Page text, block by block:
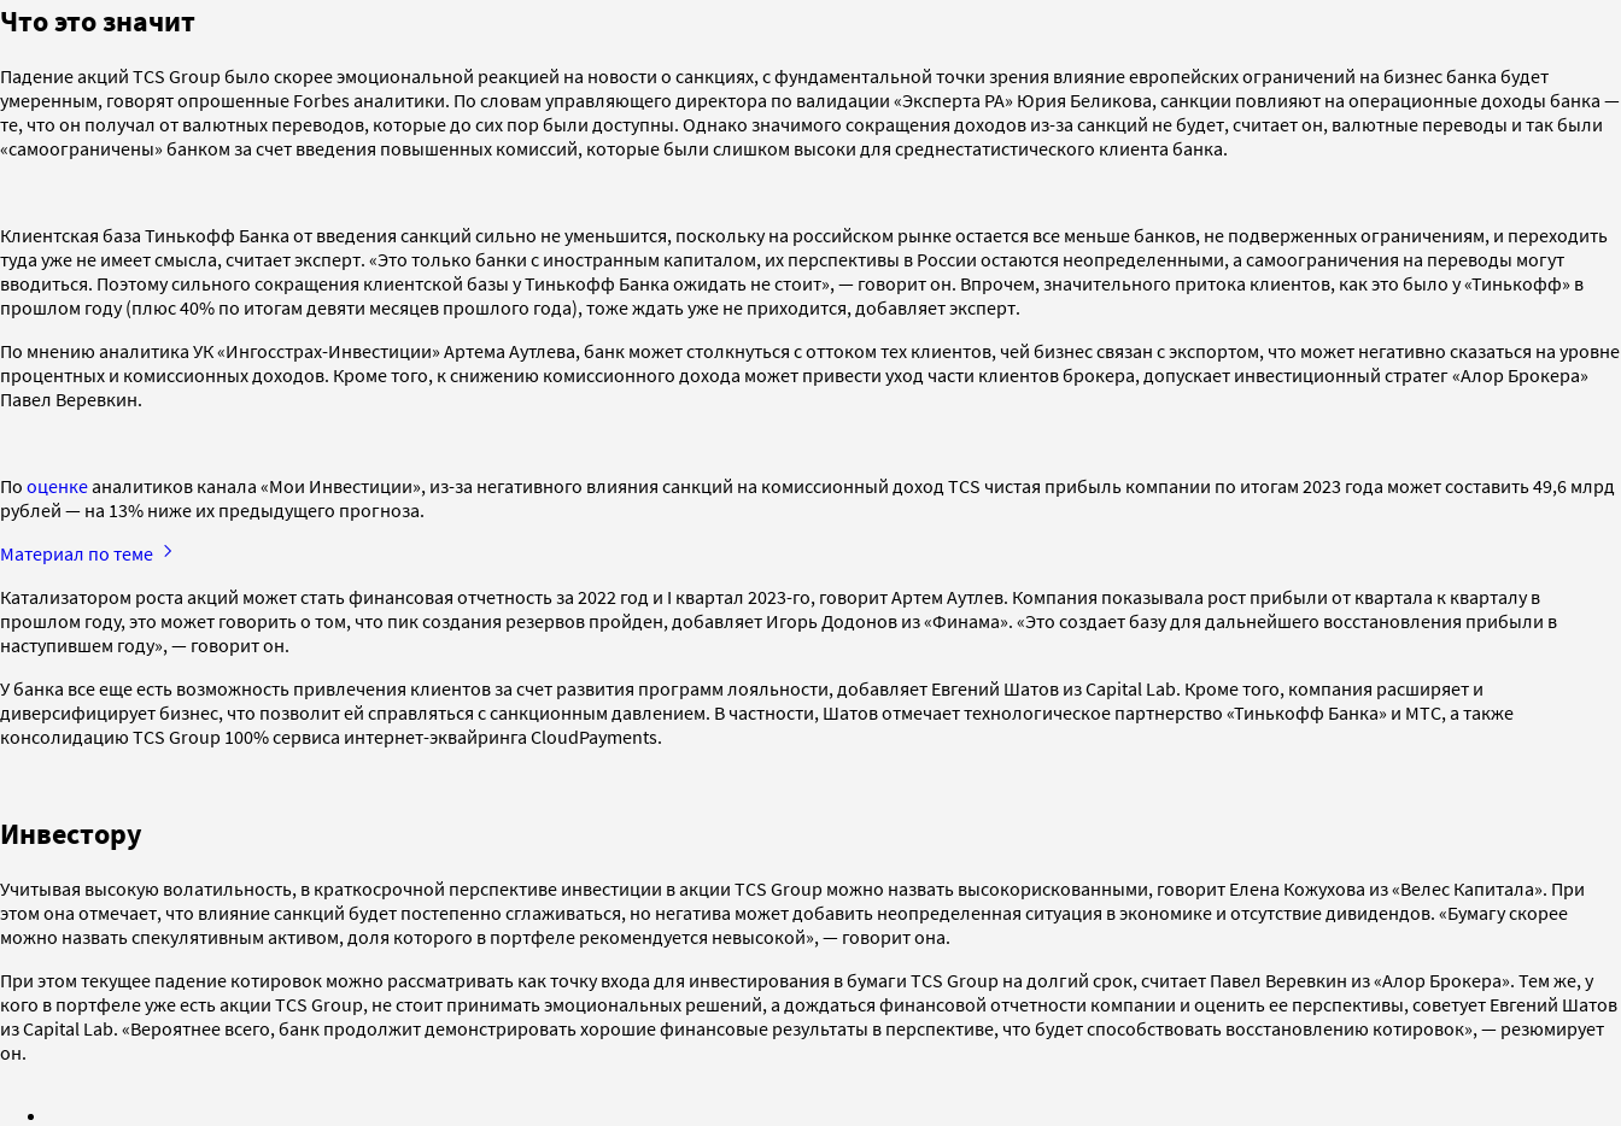
Что это значит
Падение акций TCS Group было скорее эмоциональной реакцией на новости о санкциях, с фундаментальной точки зрения влияние европейских ограничений на бизнес банка будет
умеренным, говорят опрошенные Forbes аналитики. По словам управляющего директора по валидации «Эксперта РА» Юрия Беликова, санкции повлияют на операционные доходы банка —
те, что он получал от валютных переводов, которые до сих пор были доступны. Однако значимого сокращения доходов из-за санкций не будет, считает он, валютные переводы и так были
«самоограничены» банком за счет введения повышенных комиссий, которые были слишком высоки для среднестатистического клиента банка.
Клиентская база Тинькофф Банка от введения санкций сильно не уменьшится, поскольку на российском рынке остается все меньше банков, не подверженных ограничениям, и переходить
туда уже не имеет смысла, считает эксперт. «Это только банки с иностранным капиталом, их перспективы в России остаются неопределенными, а самоограничения на переводы могут
вводиться. Поэтому сильного сокращения клиентской базы у Тинькофф Банка ожидать не стоит», — говорит он. Впрочем, значительного притока клиентов, как это было у «Тинькофф» в
прошлом году (плюс 40% по итогам девяти месяцев прошлого года), тоже ждать уже не приходится, добавляет эксперт.
По мнению аналитика УК «Ингосстрах-Инвестиции» Артема Аутлева, банк может столкнуться с оттоком тех клиентов, чей бизнес связан с экспортом, что может негативно сказаться на уровне
процентных и комиссионных доходов. Кроме того, к снижению комиссионного дохода может привести уход части клиентов брокера, допускает инвестиционный стратег «Алор Брокера»
Павел Веревкин.
По оценкеаналитиков канала «Мои Инвестиции», из-за негативного влияния санкций на комиссионный доход TCS чистая прибыль компании по итогам 2023 года может составить 49,6 млрд
рублей — на 13% ниже их предыдущего прогноза.
Материал по теме
Катализатором роста акций может стать финансовая отчетность за 2022 год и I квартал 2023-го, говорит Артем Аутлев. Компания показывала рост прибыли от квартала к кварталу в
прошлом году, это может говорить о том, что пик создания резервов пройден, добавляет Игорь Додонов из «Финама». «Это создает базу для дальнейшего восстановления прибыли в
наступившем году», — говорит он.
У банка все еще есть возможность привлечения клиентов за счет развития программ лояльности, добавляет Евгений Шатов из Capital Lab. Кроме того, компания расширяет и
диверсифицирует бизнес, что позволит ей справляться с санкционным давлением. В частности, Шатов отмечает технологическое партнерство «Тинькофф Банка» и МТС, а также
консолидацию TCS Group 100% сервиса интернет-эквайринга CloudPayments.
Инвестору
Учитывая высокую волатильность, в краткосрочной перспективе инвестиции в акции TCS Group можно назвать высокорискованными, говорит Елена Кожухова из «Велес Капитала». При
этом она отмечает, что влияние санкций будет постепенно сглаживаться, но негатива может добавить неопределенная ситуация в экономике и отсутствие дивидендов. «Бумагу скорее
можно назвать спекулятивным активом, доля которого в портфеле рекомендуется невысокой», — говорит она.
При этом текущее падение котировок можно рассматривать как точку входа для инвестирования в бумаги TCS Group на долгий срок, считает Павел Веревкин из «Алор Брокера». Тем же, у
кого в портфеле уже есть акции TCS Group, не стоит принимать эмоциональных решений, а дождаться финансовой отчетности компании и оценить ее перспективы, советует Евгений Шатов
из Capital Lab. «Вероятнее всего, банк продолжит демонстрировать хорошие финансовые результаты в перспективе, что будет способствовать восстановлению котировок», — резюмирует
он.